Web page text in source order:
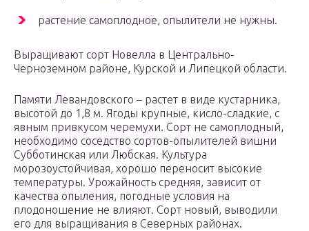
растение самоплодное, опылители не нужны.
Выращивают сорт Новелла в Центрально-
Черноземном районе, Курской и Липецкой области.
Памяти Левандовского – растет в виде кустарника,
высотой до 1,8 м. Ягоды крупные, кисло-сладкие, с
явным привкусом черемухи. Сорт не самоплодный,
необходимо соседство сортов-опылителей вишни
Субботинская или Любская. Культура
морозоустойчивая, хорошо переносит высокие
температуры. Урожайность средняя, зависит от
качества опыления, погодные условия на
плодоношение не влияют. Сорт новый, выводили
его для выращивания в Северных районах.